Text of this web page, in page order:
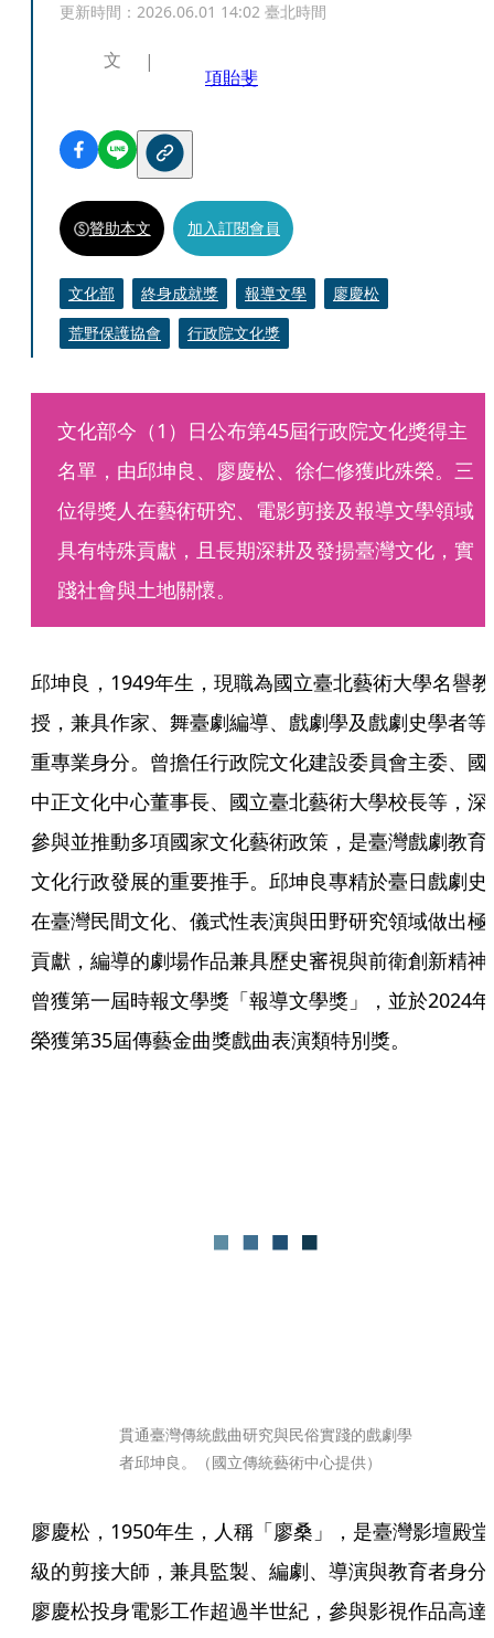
更新時間： 2026.06.01 14:02 臺北時間
文
項貽斐
贊助本文 加入訂閱會員
文化部 終身成就獎 報導文學
廖慶松
荒野保護協會
行政院文化獎
文化部今（1）日公布第45屆行政院文化獎得主
名單，由邱坤良、廖慶松、徐仁修獲此殊榮。三
位得獎人在藝術研究、電影剪接及報導文學領域
具有特殊貢獻，且長期深耕及發揚臺灣文化，實
踐社會與土地關懷。
邱坤良，1949年生，現職為國立臺北藝術大學名譽教
授，兼具作家、舞臺劇編導、戲劇學及戲劇史學者等
重專業身分。曾擔任行政院文化建設委員會主委、國
中正文化中心董事長、國立臺北藝術大學校長等，深
參與並推動多項國家文化藝術政策，是臺灣戲劇教育
文化行政發展的重要推手。邱坤良專精於臺日戲劇史
在臺灣民間文化、儀式性表演與田野研究領域做出極
貢獻，編導的劇場作品兼具歷史審視與前衛創新精神
曾獲第一屆時報文學獎「報導文學獎」，並於2024年
榮獲第35屆傳藝金曲獎戲曲表演類特別獎。
貫通臺灣傳統戲曲研究與民俗實踐的戲劇學
者邱坤良。（國立傳統藝術中心提供）
廖慶松，1950年生，人稱「廖桑」，是臺灣影壇殿堂
級的剪接大師，兼具監製、編劇、導演與教育者身分
廖慶松投身電影工作超過半世紀，參與影視作品高達